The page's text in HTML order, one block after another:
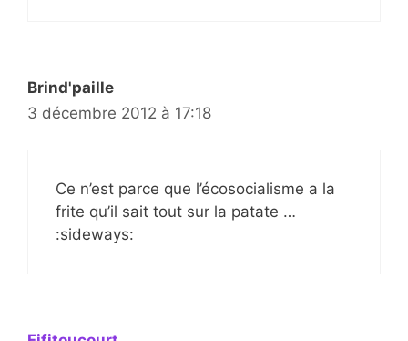
Brind'paille
3 décembre 2012 à 17:18
Ce n’est parce que l’écosocialisme a la
frite qu’il sait tout sur la patate …
:sideways: